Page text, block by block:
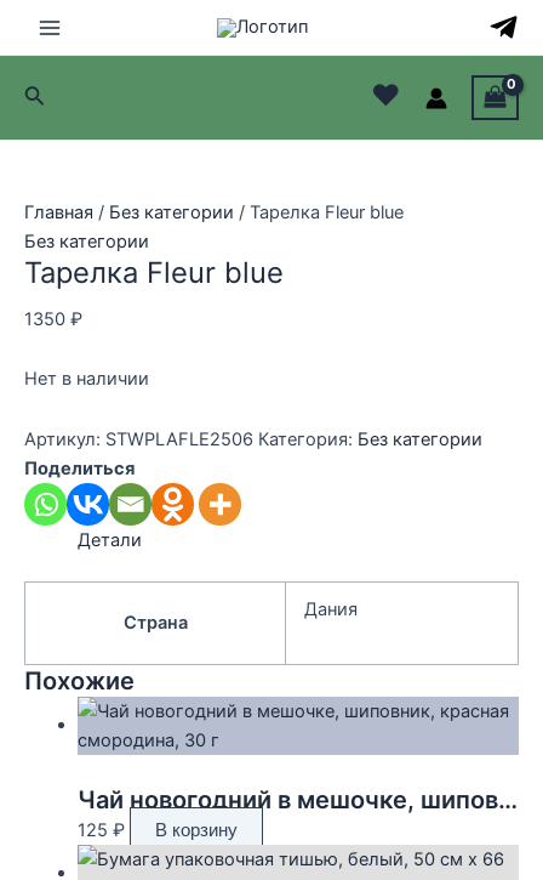
Main
Menu
Поиск ♥
Главная / Без категории / Тарелка Fleur blue
Без категории
Тарелка Fleur blue
1350 ₽
Нет в наличии
Артикул: STWPLAFLE2506 Категория: Без категории
Поделиться
Детали
Страна
Дания
Похожие
Чай новогодний в мешочке, шиповник, красная смородина, 30 г
125 ₽ В корзину